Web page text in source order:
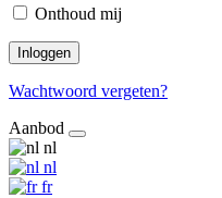
Onthoud mij
Inloggen
Wachtwoord vergeten?
Aanbod
nl
nl
fr